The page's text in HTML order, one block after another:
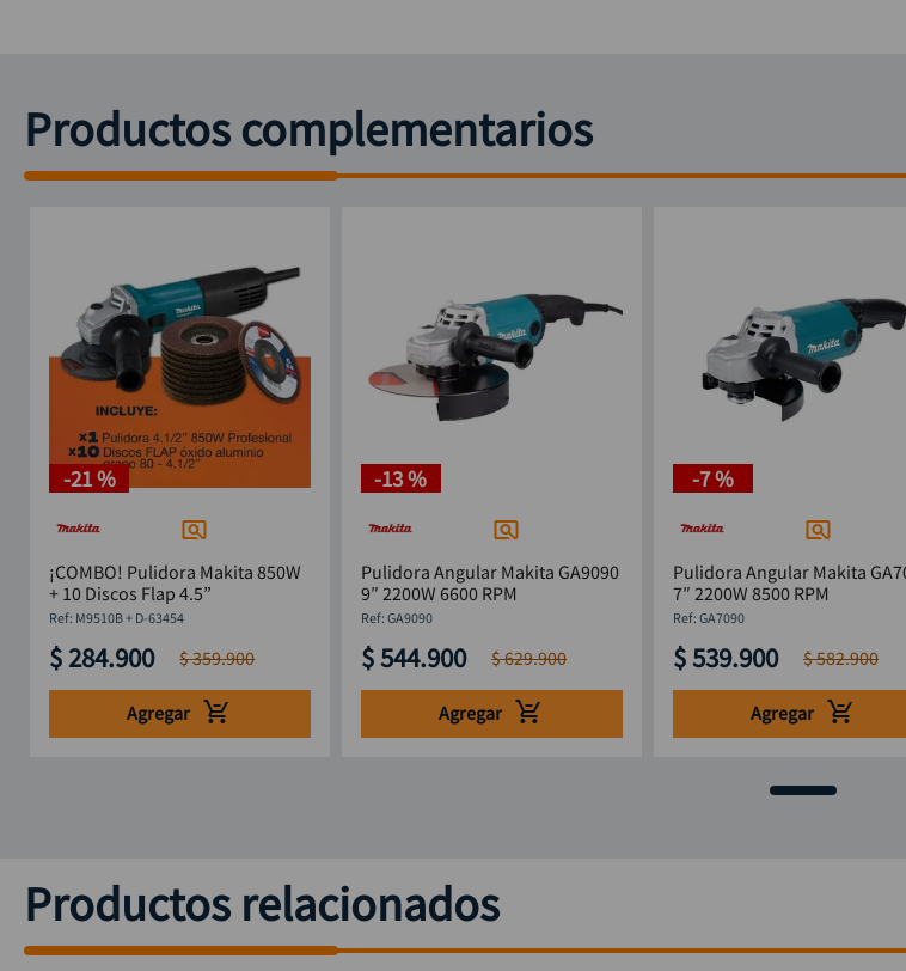
Productos complementarios
-21 %
¡COMBO! Pulidora Makita 850W
+ 10 Discos Flap 4.5”
: M9510B + D-63454
$ 284.900 $359.900
Agregar
-13 %
Pulidora Angular Makita GA9090
9″ 2200W 6600 RPM
: GA9090
$544.900 $629.900
Agregar
-7 %
Pulidora Angular Makita
7″ 2200W 8500 RPM
: GA7090
$539.900 $582.900
Agregar
Productos relacionados